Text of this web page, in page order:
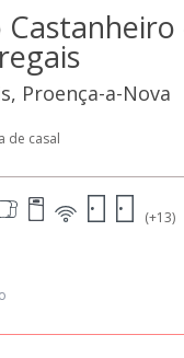
Castanheiro
Proença-a-Nova
de casal
(+13)